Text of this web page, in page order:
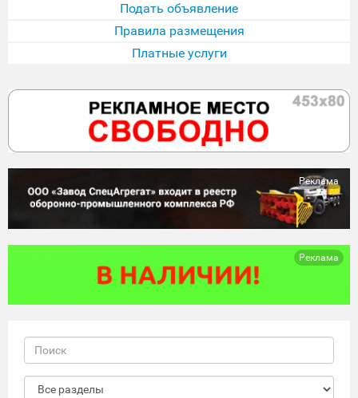
Подать объявление
Правила размещения
Платные услуги
Реклама
Реклама